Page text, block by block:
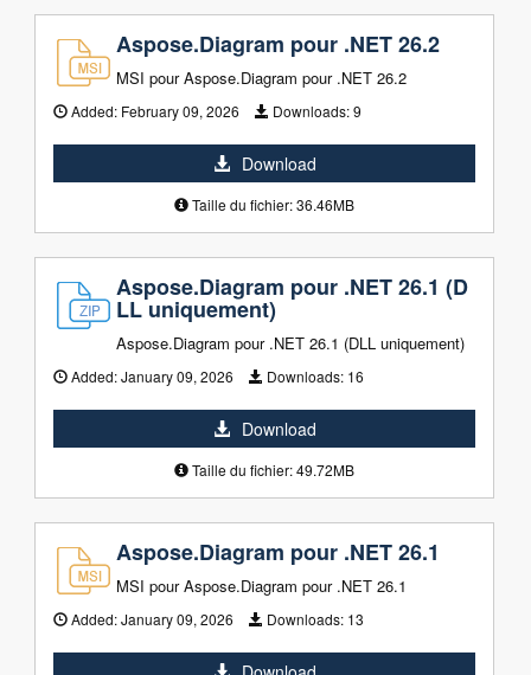
Aspose.Diagram pour .NET 26.2
MSI pour Aspose.Diagram pour .NET 26.2
Added: February 09, 2026 Downloads:9
Download
Taille du fichier: 36.46MB
Aspose.Diagram pour .NET 26.1 (D
LL uniquement)
Aspose.Diagram pour .NET 26.1 (DLL uniquement)
Added:January 09, 2026 Downloads: 16
Download
Taille du fichier: 49.72MB
Aspose.Diagram pour .NET 26.1
MSI pour Aspose.Diagram pour .NET 26.1
Added:January 09, 2026 Downloads: 13